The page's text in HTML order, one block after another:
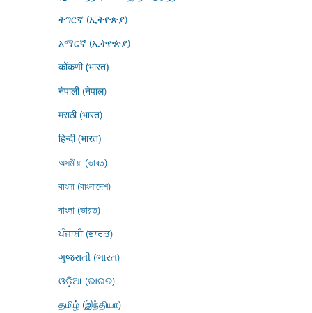
ትግርኛ (ኢትዮጵያ)
አማርኛ (ኢትዮጵያ)
कोंकणी (भारत)
नेपाली (नेपाल)
मराठी (भारत)
हिन्दी (भारत)
অসমীয়া (ভাৰত)
বাংলা (বাংলাদেশ)
বাংলা (ভারত)
ਪੰਜਾਬੀ (ਭਾਰਤ)
ગુજરાતી (ભારત)
ଓଡ଼ିଆ (ଭାରତ)
தமிழ் (இந்தியா)